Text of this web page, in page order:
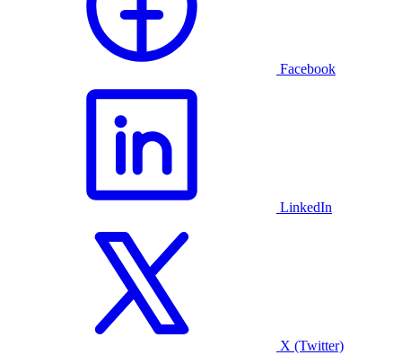
Facebook
LinkedIn
X (Twitter)